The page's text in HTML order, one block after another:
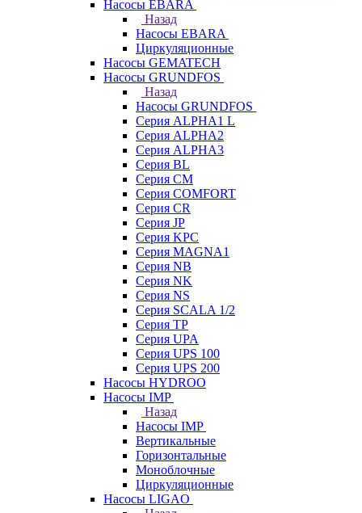
Насосы EBARA
Назад
Насосы EBARA
Циркуляционные
Насосы GEMATECH
Насосы GRUNDFOS
Назад
Насосы GRUNDFOS
Серия ALPHA1 L
Серия ALPHA2
Серия ALPHA3
Серия BL
Серия CM
Серия COMFORT
Серия CR
Серия JP
Серия KPC
Серия MAGNA1
Серия NB
Серия NK
Серия NS
Серия SCALA 1/2
Серия TP
Серия UPA
Серия UPS 100
Серия UPS 200
Насосы HYDROO
Насосы IMP
Назад
Насосы IMP
Вертикальные
Горизонтальные
Моноблочные
Циркуляционные
Насосы LIGAO